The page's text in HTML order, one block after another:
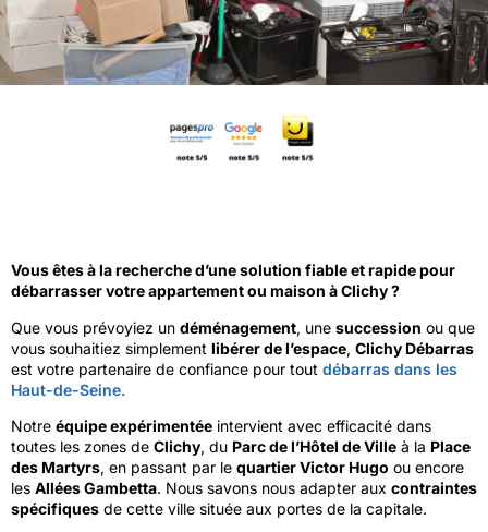
Vous êtes à la recherche d’une solution fiable et rapide pour
débarrasser votre appartement ou maison à Clichy ?
Que vous prévoyiez un déménagement, une succession ou que
vous souhaitiez simplement libérer de l’espace, Clichy Débarras
est votre partenaire de confiance pour tout débarras dans les
Haut-de-Seine.
Notre équipe expérimentée intervient avec efficacité dans
toutes les zones de Clichy, du Parc de l’Hôtel de Ville à la Place
des Martyrs, en passant par le quartier Victor Hugo ou encore
les Allées Gambetta. Nous savons nous adapter aux contraintes
spécifiques de cette ville située aux portes de la capitale.